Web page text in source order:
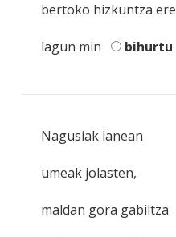
bertoko hizkuntza ere
lagun min bihurtu
Nagusiak lanean
umeak jolasten,
maldan gora gabiltza